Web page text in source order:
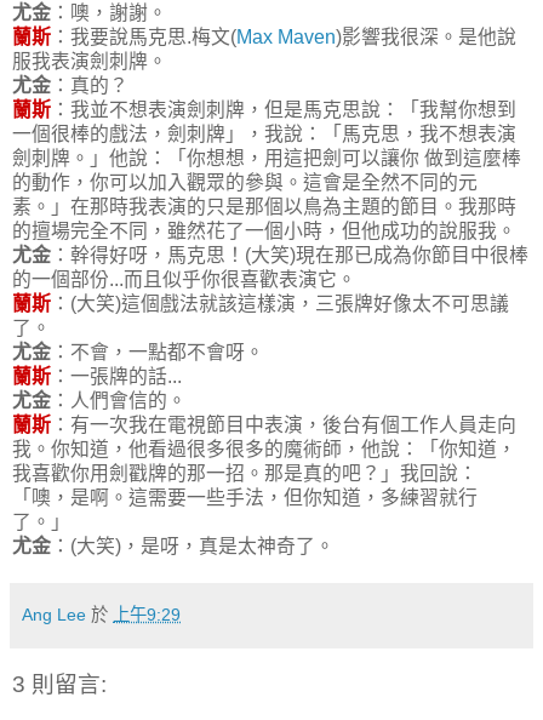
尤金 ：噢，謝謝。
蘭斯 ：我要說馬克思.梅文(Max Maven)影響我很深。是他說
服我表演劍刺牌。
尤金 ：真的？
蘭斯 ：我並不想表演劍刺牌，但是馬克思說：「我幫你想到
一個很棒的戲法，劍刺牌」，我說：「馬克思，我不想表演
劍刺牌。」他說：「你想想，用這把劍可以讓你 做到這麼棒
的動作，你可以加入觀眾的參與。這會是全然不同的元
素。」在那時我表演的只是那個以鳥為主題的節目。我那時
的擅場完全不同，雖然花了一個小時，但他成功的說服我。
尤金 ：幹得好呀，馬克思！(大笑)現在那已成為你節目中很棒
的一個部份...而且似乎你很喜歡表演它。
蘭斯 ：(大笑)這個戲法就該這樣演，三張牌好像太不可思議
了。
尤金 ：不會，一點都不會呀。
蘭斯 ：一張牌的話...
尤金 ：人們會信的。
蘭斯 ：有一次我在電視節目中表演，後台有個工作人員走向
我。你知道，他看過很多很多的魔術師，他說：「你知道，
我喜歡你用劍戳牌的那一招。那是真的吧？」我回說：
「噢，是啊。這需要一些手法，但你知道，多練習就行
了。」
尤金 ：(大笑)，是呀，真是太神奇了。
Ang Lee 於 上午9:29
3 則留言: